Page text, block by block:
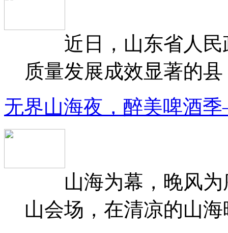
近日，山东省人民
质量发展成效显著的
无界山海夜，醉美啤酒
山海为幕，晚风为
山会场，在清凉的山